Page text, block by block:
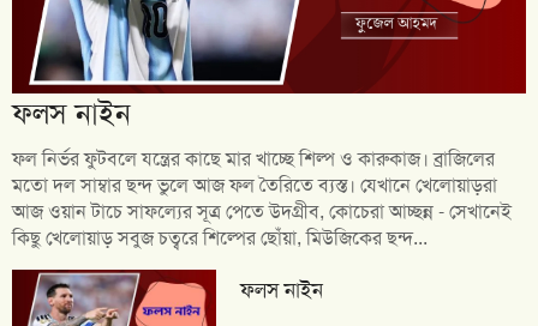
ফলস নাইন
ফল নির্ভর ফুটবলে যন্ত্রের কাছে মার খাচ্ছে শিল্প ও কারুকাজ। ব্রাজিলের
মতো দল সাম্বার ছন্দ ভুলে আজ ফল তৈরিতে ব্যস্ত। যেখানে খেলোয়াড়রা
আজ ওয়ান টাচে সাফল্যের সূত্র পেতে উদগ্রীব, কোচেরা আচ্ছন্ন - সেখানেই
কিছু খেলোয়াড় সবুজ চত্বরে শিল্পের ছোঁয়া, মিউজিকের ছন্দ...
ফলস নাইন